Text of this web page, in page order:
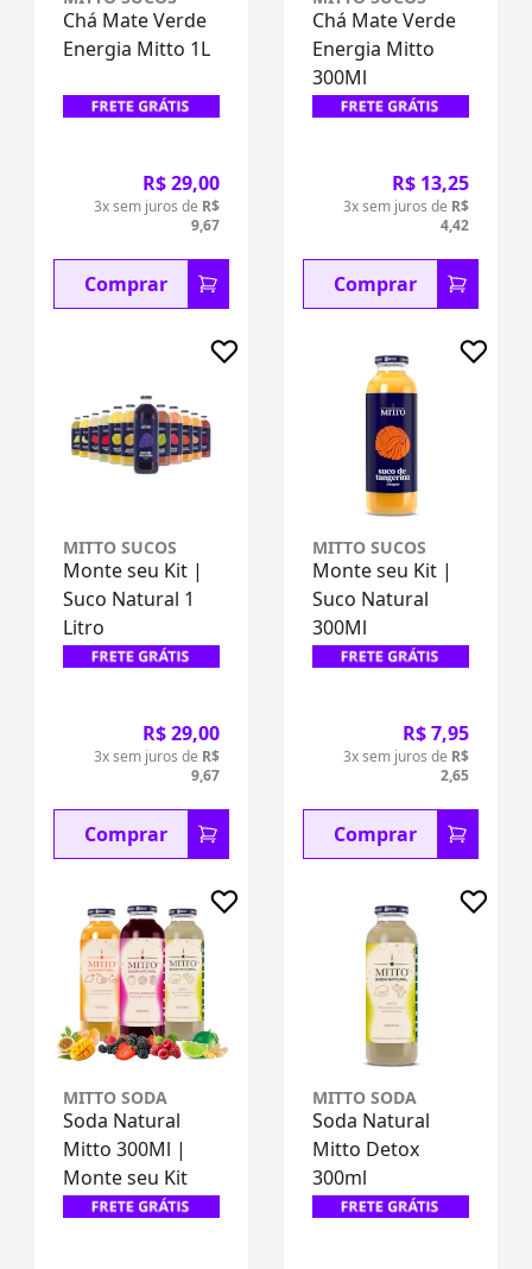
Chá Mate Verde
Energia Mitto 1L
R$ 29,00
3x sem juros de R$
9,67
Comprar
Chá Mate Verde
Energia Mitto
300Ml
R$ 13,25
3x sem juros de R$
4,42
Comprar
MITTO SUCOS
Monte seu Kit |
Suco Natural 1
Litro
R$ 29,00
3x sem juros de R$
9,67
Comprar
MITTO SUCOS
Monte seu Kit |
Suco Natural
300Ml
R$ 7,95
3x sem juros de R$
2,65
Comprar
MITTO SODA
Soda Natural
Mitto 300Ml |
Monte seu Kit
MITTO SODA
Soda Natural
Mitto Detox
300ml